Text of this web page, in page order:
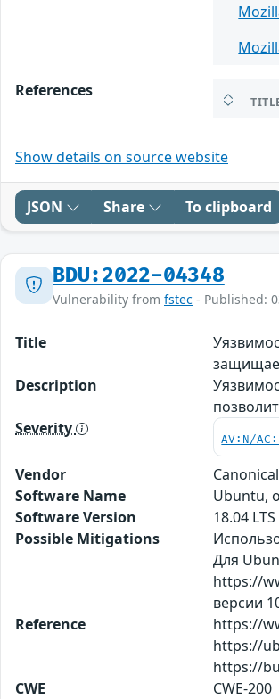
References
Show details on source website
JSON Share To clipboard
BDU:2022-04348
Vulnerability from fstec - Published:
Title
Description
Severity
AV:N/
Vendor
Software Name
Ubuntu,
Software Version
18.04
Possible Mitigations
Для
https://
версии
Reference
https://
https://
https://
CWE
CWE-200